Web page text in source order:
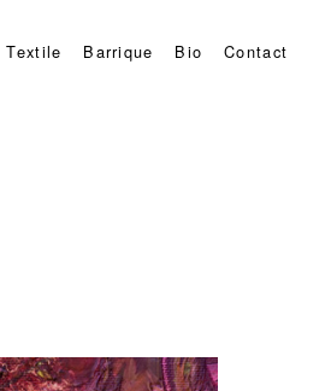
Textile Barrique Bio Contact